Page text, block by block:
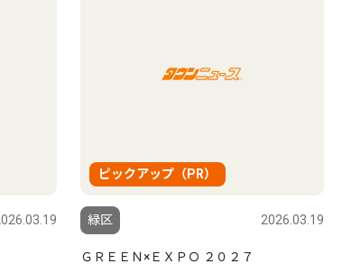
ピックアップ（PR）
緑区 2026.03.19
ＧＲＥＥＮ×ＥＸＰＯ ２０２７